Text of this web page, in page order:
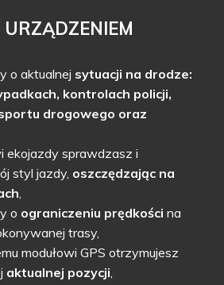
URZĄDZENIEM
o aktualnej sytuacji na drodze:
kontrolach policji,
drogowego oraz
ekojazdy sprawdzasz i
styl jazdy, oszczędzając na
,
o ograniczeniu prędkości na
trasy,
modułowi GPS otrzymujesz
aktualnej pozycji,